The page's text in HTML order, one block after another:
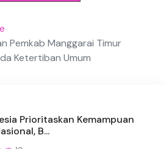
Pemkab Manggarai Timur
Ketertiban Umum
Prioritaskan Kemampuan
B...